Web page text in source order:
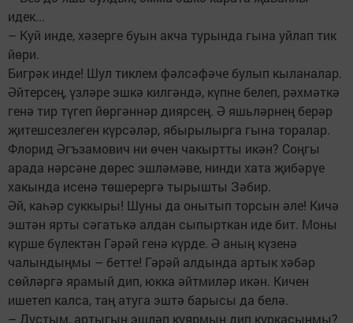
идек...
– Куй инде, хәзерге буын акча турында гына уйлап тик
йөри.
Бигрәк инде! Шул тиклем фәлсәфәче булып кыланалар.
Әйтерсең, үзләре эшкә килгәндә, күпне белеп, рәхмәткә
генә тир түгеп йөргәннәр диярсең. Ә яшьләрнең берәр
җитешсезлеген күрсәләр, ябырылырга гына торалар.
Флорид Әгъзамович ни өчен чакыртты икән? Соңгы
арада нәрсәне дөрес эшләмәве, нинди хата җибәрүе
хакында исенә төшерергә тырышты Зәбир.
Әй, каһәр суккыры! Шуны да онытып торсын әле! Кичә
эштән ярты сәгатькә алдан сыпырткан иде бит. Моны
күрше бүлектән Гәрәй генә күрде. Ә аның күзенә
чалындыңмы – бетте! Гәрәй алдында артык хәбәр
сөйләргә ярамый дип, юкка әйтмиләр икән. Кичен
ишетеп калса, таң атуга эштә барысы да белә.
– Дустым, артыгын эшләп куярмын дип куркасыңмы?